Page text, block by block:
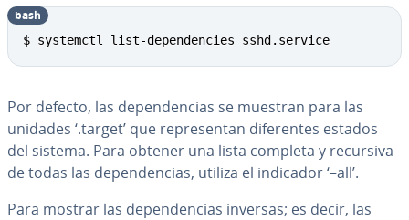
$ systemctl list-dependencies sshd.service
bash
Por defecto, las de­pe­n­de­n­cias se muestran para las
unidades ‘.target’ que re­pre­se­n­tan di­fe­re­n­tes estados
del sistema. Para obtener una lista completa y recursiva
de todas las de­pe­n­de­n­cias, utiliza el indicador ‘–all’.
Para mostrar las de­pe­n­de­n­cias inversas; es decir, las